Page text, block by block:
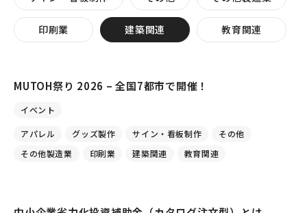
印刷業 建築関連 教育関連
MUTOH祭り 2026 – 全国7都市で開催！
イベント
アパレル グッズ製作 サイン・看板制作
その他
その他製造業
印刷業 建築関連 教育関連